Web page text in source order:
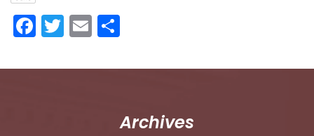
Facebook
Twitter
Email
Archives